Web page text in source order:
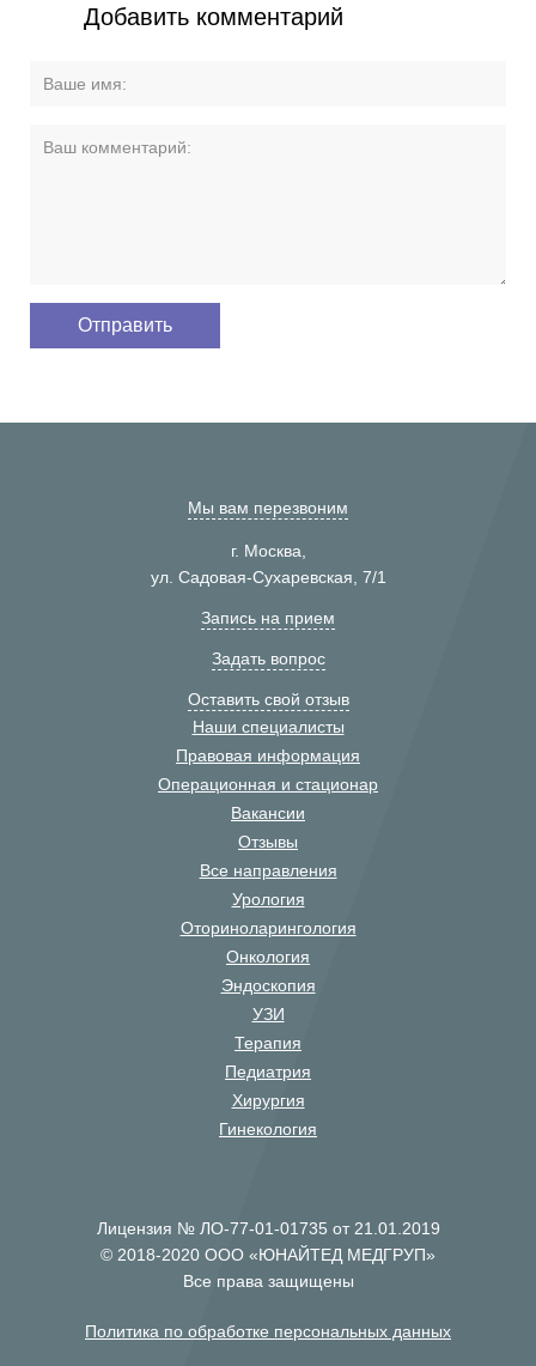
Добавить комментарий
Мы вам перезвоним
г. Москва,
ул. Садовая-Сухаревская, 7/1
Запись на прием
Задать вопрос
Оставить свой отзыв
Наши специалисты
Правовая информация
Операционная и стационар
Вакансии
Отзывы
Все направления
Урология
Оториноларингология
Онкология
Эндоскопия
УЗИ
Терапия
Педиатрия
Хирургия
Гинекология
Лицензия № ЛО-77-01-01735 от 21.01.2019
© 2018-2020 ООО «ЮНАЙТЕД МЕДГРУП»
Все права защищены
Политика по обработке персональных данных